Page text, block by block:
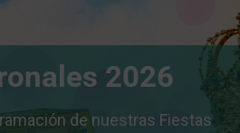
2026
de nuestras Fiestas